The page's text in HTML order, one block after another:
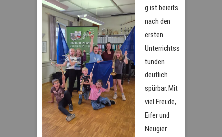
g ist bereits
nach den
ersten
Unterrichtss
tunden
deutlich
spürbar. Mit
viel Freude,
Eifer und
Neugier